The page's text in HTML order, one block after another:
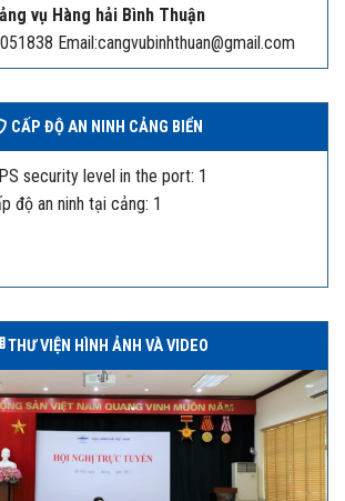
vụ Hàng hải Bình Thuận
Email:cangvubinhthuan@gmail.com
CẤP ĐỘ AN NINH CẢNG BIỂN
security level in the port: 1
độ an ninh tại cảng: 1
THƯ VIỆN HÌNH ẢNH VÀ VIDEO